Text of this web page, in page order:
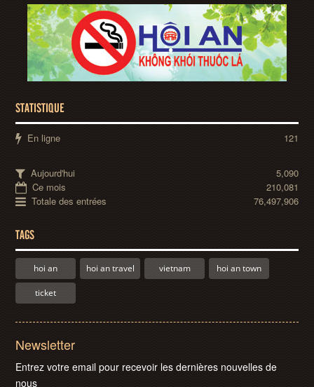
STATISTIQUE
En ligne 121
Aujourd'hui
5,090
Ce mois
210,081
Totale des entrées
76,497,906
TAGS
hoi an hoi an travel vietnam hoi an town
ticket
Newsletter
Entrez votre email pour recevoir les dernières nouvelles de
nous